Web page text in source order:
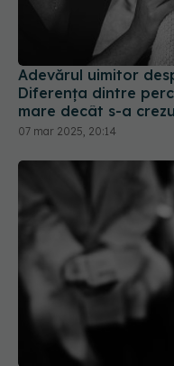
Adevărul uimitor
Diferența dintre
mare decât s-a
07 mar 2025, 20:14